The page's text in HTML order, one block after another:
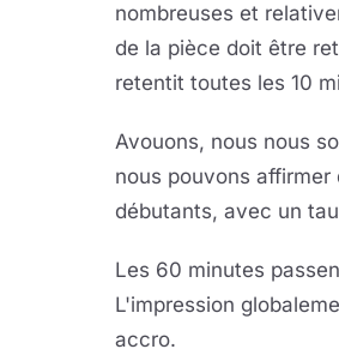
nombreuses et
de la pièce doit être
retentit toutes les 10
Avouons, nous nous
nous pouvons
débutants, avec un
Les 60 minutes
L'impression
accro.